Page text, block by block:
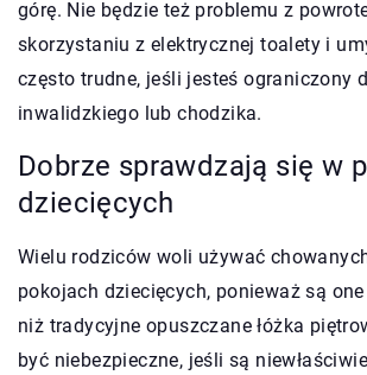
górę. Nie będzie też problemu z
skorzystaniu z elektrycznej toalety i
często trudne, jeśli jesteś ograniczony
inwalidzkiego lub chodzika.
Dobrze sprawdzają się w
dziecięcych
Wielu rodziców woli używać
pokojach dziecięcych, ponieważ są
niż tradycyjne opuszczane łóżka
być niebezpieczne, jeśli są